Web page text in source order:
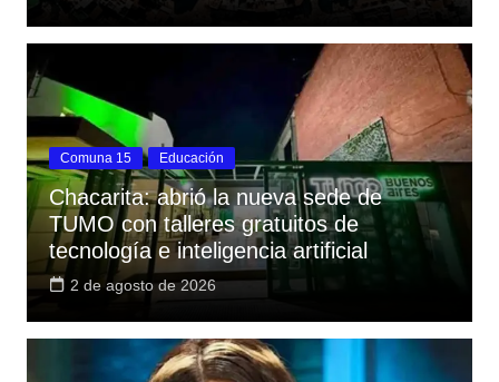
Comuna 15 Educación
Chacarita: abrió la nueva sede de
TUMO con talleres gratuitos de
tecnología e inteligencia artificial
2 de agosto de 2026